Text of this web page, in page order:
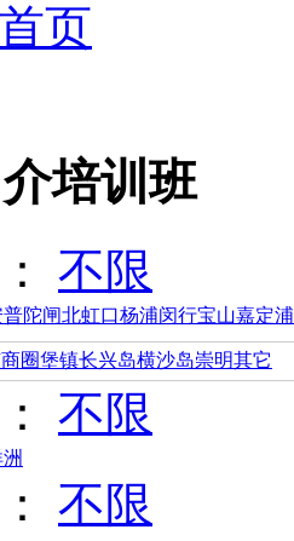
页
培训班
不限
普陀闸北虹口杨浦闵行宝山嘉定
圈堡镇长兴岛横沙岛崇明其它
不限
不限